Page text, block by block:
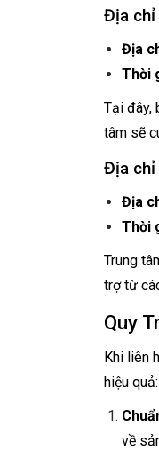
Địa chỉ
Địa
Thời
Tại đây,
tâm sẽ
Địa chỉ
Địa
Thời
Trung
trợ từ
Quy
Khi liên
hiệu quả:
về